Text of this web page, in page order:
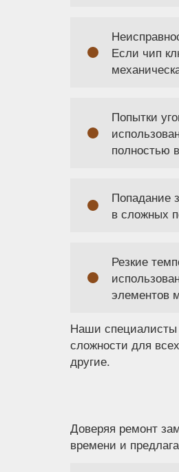
Если чип
Попытки
полностью
Попадание
в сложных
Резкие
элементов
Наши специалисты
сложности для
другие.
Доверяя ремонт
времени и